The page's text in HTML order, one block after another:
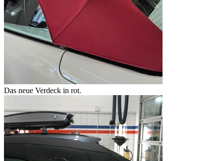
Das neue Verdeck in rot.